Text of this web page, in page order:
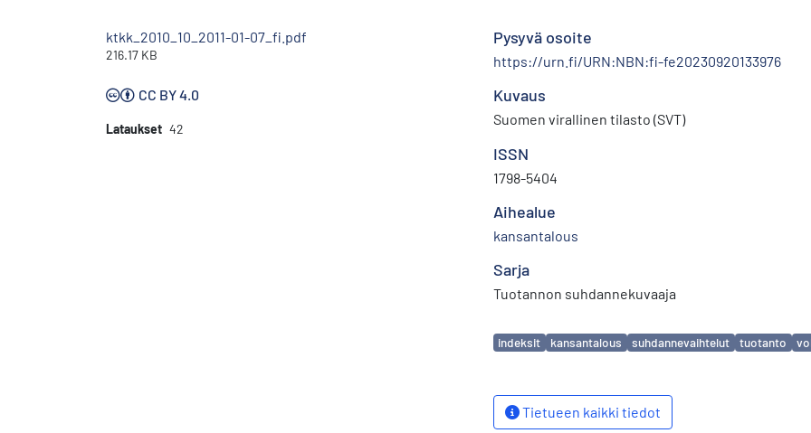
ktkk_2010_10_2011-01-07_fi.pdf
216.17 KB
CC BY 4.0
Lataukset 42
Pysyvä osoite
https://urn.fi/URN:NBN:fi-fe20230920133976
Kuvaus
Suomen virallinen tilasto (SVT)
ISSN
1798-5404
Aihealue
kansantalous
Sarja
Tuotannon suhdannekuvaaja
Avainsanat
indeksit kansantalous suhdannevaihtelut tuotanto
Tietueen kaikki tiedot